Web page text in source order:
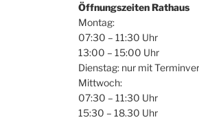
Öffnungszeiten Rathaus
Montag:
07:30 – 11:30 Uhr
13:00 – 15:00 Uhr
Dienstag: nur mit
Mittwoch:
07:30 – 11:30 Uhr
15:30 – 18.30 Uhr